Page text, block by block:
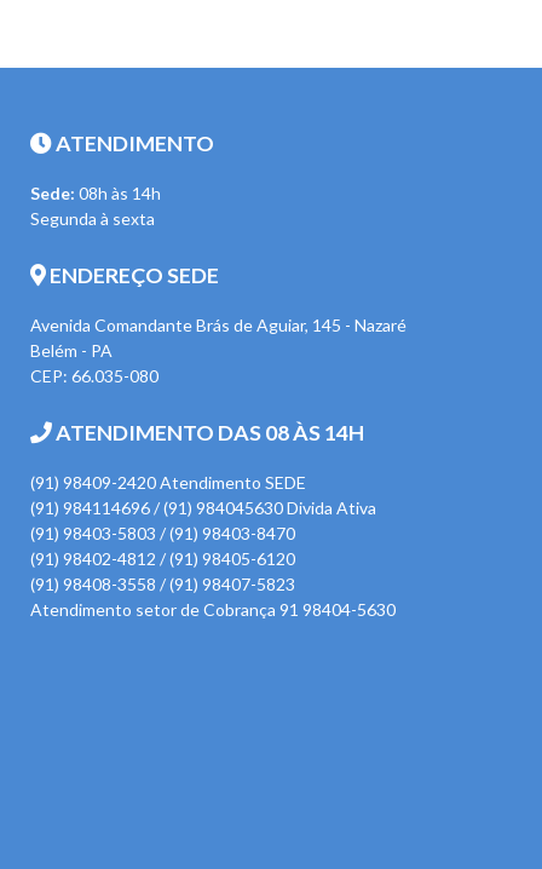
ATENDIMENTO
Sede: 08h às 14h
Segunda à sexta
ENDEREÇO SEDE
Avenida Comandante Brás de Aguiar, 145 - Nazaré
Belém - PA
CEP: 66.035-080
ATENDIMENTO DAS 08 ÀS 14H
(91) 98409-2420 Atendimento SEDE
(91) 984114696 / (91) 984045630 Divida Ativa
(91) 98403-5803 / (91) 98403-8470
(91) 98402-4812 / (91) 98405-6120
(91) 98408-3558 / (91) 98407-5823
Atendimento setor de Cobrança 91 98404-5630